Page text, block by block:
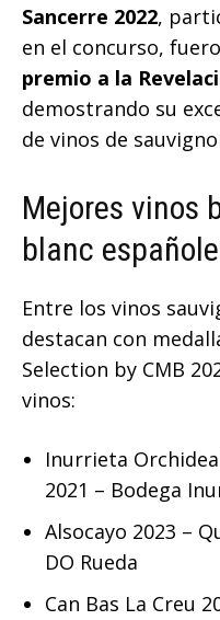
Sancerre 2022,
en el concurso,
premio a la
demostrando su
de vinos de
Mejores vinos
blanc
Entre los vinos
destacan con
Selection by CMB
vinos:
Inurrieta
2021 – Bodega
Alsocayo 2023 –
DO Rueda
Can Bas La Creu